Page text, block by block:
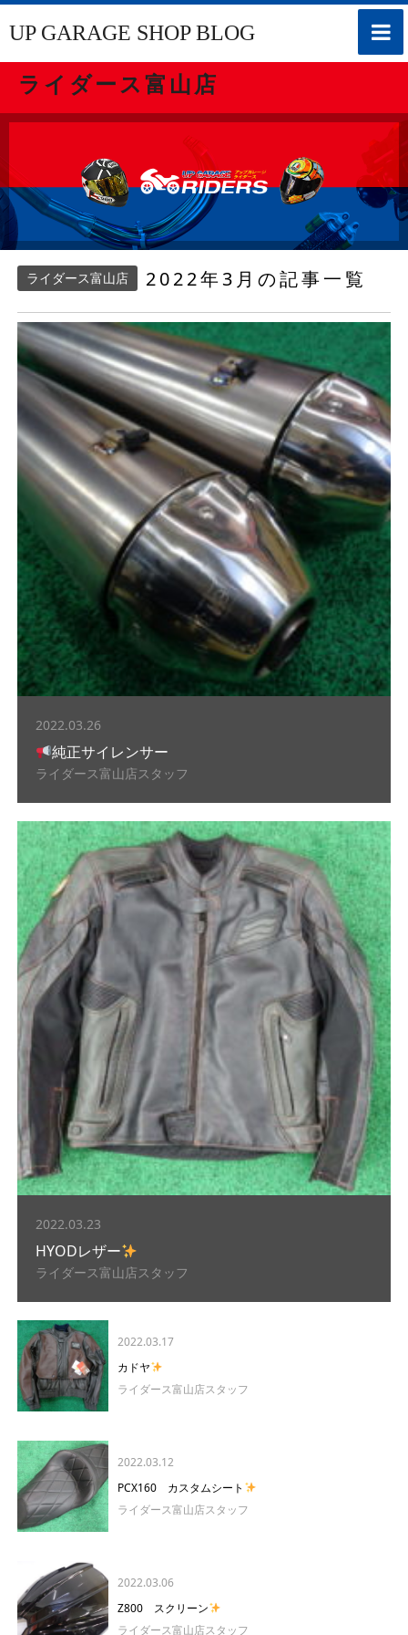
toggle
UP GARAGE SHOP BLOG
ライダース富山店
ライダース富山店 2022年3月の記事一覧
2022.03.26
純正サイレンサー
ライダース富山店スタッフ
2022.03.23
HYODレザー
ライダース富山店スタッフ
2022.03.17
カドヤ
ライダース富山店スタッフ
2022.03.12
PCX160 カスタムシート
ライダース富山店スタッフ
2022.03.06
Z800 スクリーン
ライダース富山店スタッフ